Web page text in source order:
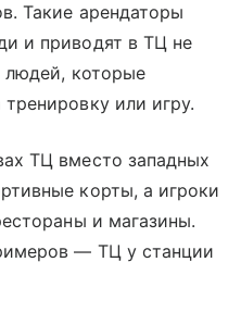
Такие арендаторы
и приводят в ТЦ не
людей, которые
или игру.
ТЦ вместо западных
корты, а игроки
и магазины.
— ТЦ у станции